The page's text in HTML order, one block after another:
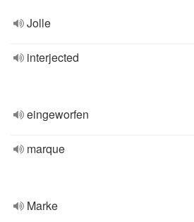
Jolle
interjected
eingeworfen
marque
Marke